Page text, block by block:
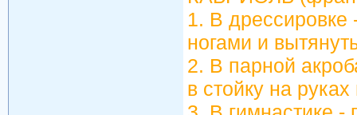
1. В
ногами и
2. В парной
в стойку на